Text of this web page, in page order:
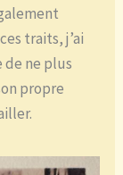
traits, j’ai
ne plus
propre